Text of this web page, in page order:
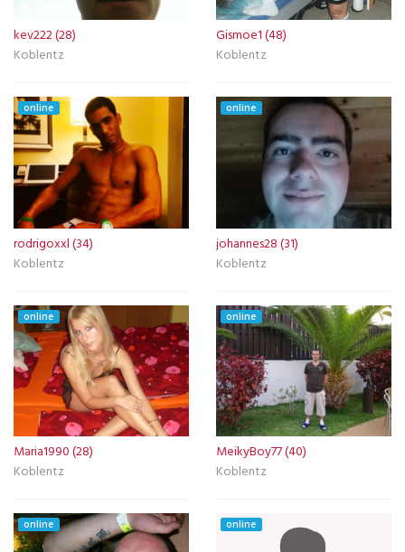
kev222 (28)
Koblentz
Gismoe1 (48)
Koblentz
online
rodrigoxxl (34)
Koblentz
online
johannes28 (31)
Koblentz
online
Maria1990 (28)
Koblentz
online
MeikyBoy77 (40)
Koblentz
online online